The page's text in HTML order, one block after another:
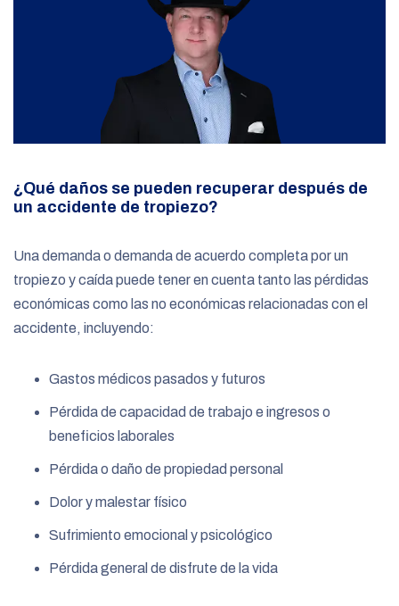
¿Qué daños se pueden recuperar después de
un accidente de tropiezo?
Una demanda o demanda de acuerdo completa por un
tropiezo y caída puede tener en cuenta tanto las pérdidas
económicas como las no económicas relacionadas con el
accidente, incluyendo:
Gastos médicos pasados y futuros
Pérdida de capacidad de trabajo e ingresos o
beneficios laborales
Pérdida o daño de propiedad personal
Dolor y malestar físico
Sufrimiento emocional y psicológico
Pérdida general de disfrute de la vida